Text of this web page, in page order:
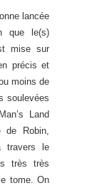
lancée
que le(s)
mise sur
précis et
moins de
soulevées
Land
de Robin,
travers le
très très
tome. On